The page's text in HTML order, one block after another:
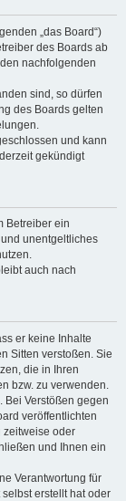
„das Board“)
des Boards ab
nachfolgenden
sind, so dürfen
des Boards gelten
und kann
gekündigt
Betreiber ein
unentgeltliches
auch nach
er keine Inhalte
Sitten verstoßen. Sie
die in Ihren
bzw. zu verwenden.
Bei Verstößen gegen
veröffentlichten
zeitweise oder
und Ihnen ein
Verantwortung für
erstellt hat oder